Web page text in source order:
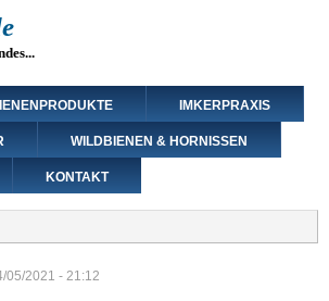
IMKERPRAXIS
WILDBIENEN & HORNISSEN
KONTAKT
05/2021 - 21:12